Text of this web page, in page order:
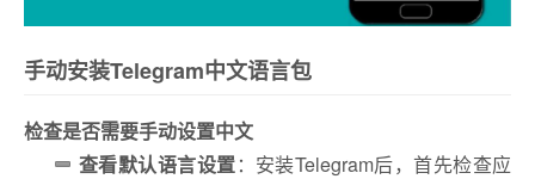
手动安装Telegram中文语言包
检查是否需要手动设置中文
查看默认语言设置：安装Telegram后，首先检查应